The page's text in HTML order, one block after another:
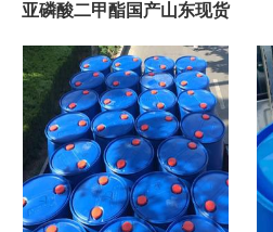
亚磷酸二甲酯国产山东现货